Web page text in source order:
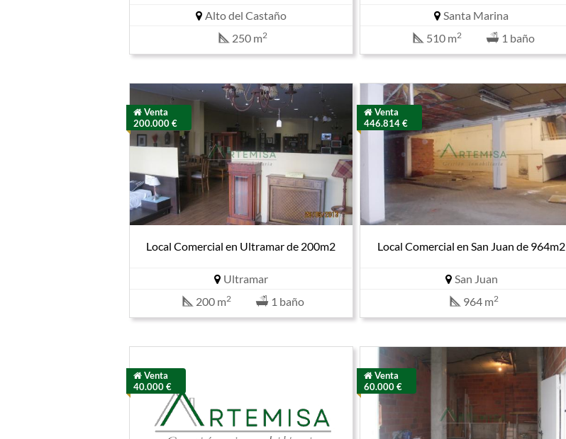
Alto del Castaño
250 m2
Santa Marina
510 m2 1 baño
Venta
200.000 €
Local Comercial en Ultramar de 200m2
Ultramar
200 m2 1 baño
Venta
446.814 €
Local Comercial en San Juan de 964m2
San Juan
964 m2
Venta
40.000 €
Venta
60.000 €